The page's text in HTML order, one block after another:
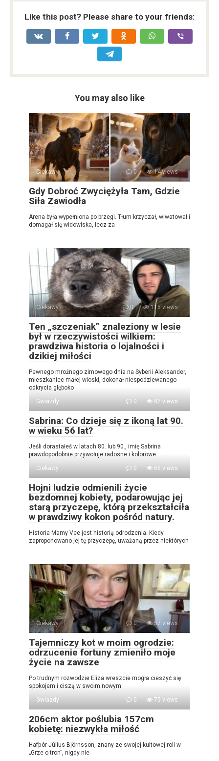
Like this post? Please share to your friends:
You may also like
Ciekawy 0 14 views
Gdy Dobroć Zwyciężyła Tam, Gdzie
Siła Zawiodła
Arena była wypełniona po brzegi. Tłum krzyczał, wiwatował i
domagał się widowiska, lecz za
Ciekawy 0 115 views
Ten „szczeniak” znaleziony w lesie
był w rzeczywistości wilkiem:
prawdziwa historia o lojalności i
dzikiej miłości
Pewnego mroźnego zimowego dnia na Syberii Aleksander,
mieszkaniec małej wioski, dokonał niespodziewanego
odkrycia głęboko
Gwiazdy
0 87 views
Sabrina: Co dzieje się z ikoną lat 90.
w wieku 56 lat?
Jeśli dorastałeś w latach 80. lub 90., imię Sabrina
prawdopodobnie przywołuje radosne i kolorowe
Ciekawy
0 66 views
Hojni ludzie odmienili życie
bezdomnej kobiety, podarowując jej
starą przyczepę, którą przekształciła
w prawdziwy kokon pośród natury.
Historia Mamy Vee jest historią odrodzenia. Kiedy
zaproponowano jej tę przyczepę, uważaną przez niektórych
Ciekawy 0 57 views
Tajemniczy kot w moim ogrodzie:
odrzucenie fortuny zmieniło moje
życie na zawsze
Po trudnym rozwodzie Eliza wreszcie mogła cieszyć się
spokojem i ciszą w swoim nowym
Gwiazdy
0 75 views
206cm aktor poślubia 157cm
kobietę: niezwykła miłość
Hafþór Júlíus Björnsson, znany ze swojej kultowej roli w
„Grze o tron”, nigdy nie